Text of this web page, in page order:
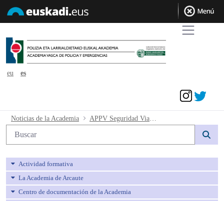
eu
es
APPV Seguridad Vial resultados
Noticias de la Academia
Búsqueda web
Actividad formativa
La Academia de Arcaute
Centro de documentación de la Academia